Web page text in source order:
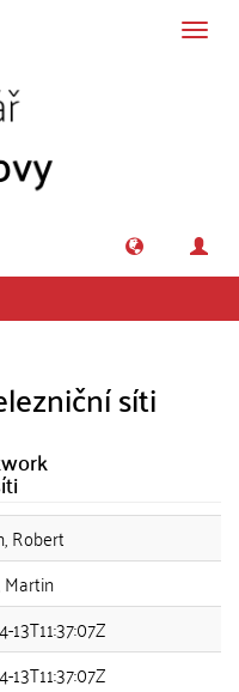
síti
Robert
Martin
13T11:37:07Z
13T11:37:07Z